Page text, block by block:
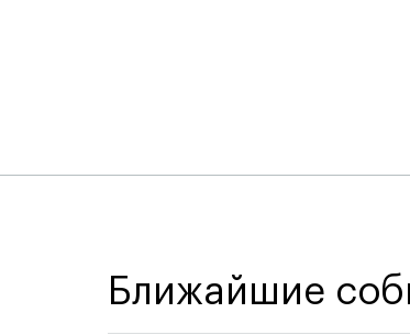
Ближайшие